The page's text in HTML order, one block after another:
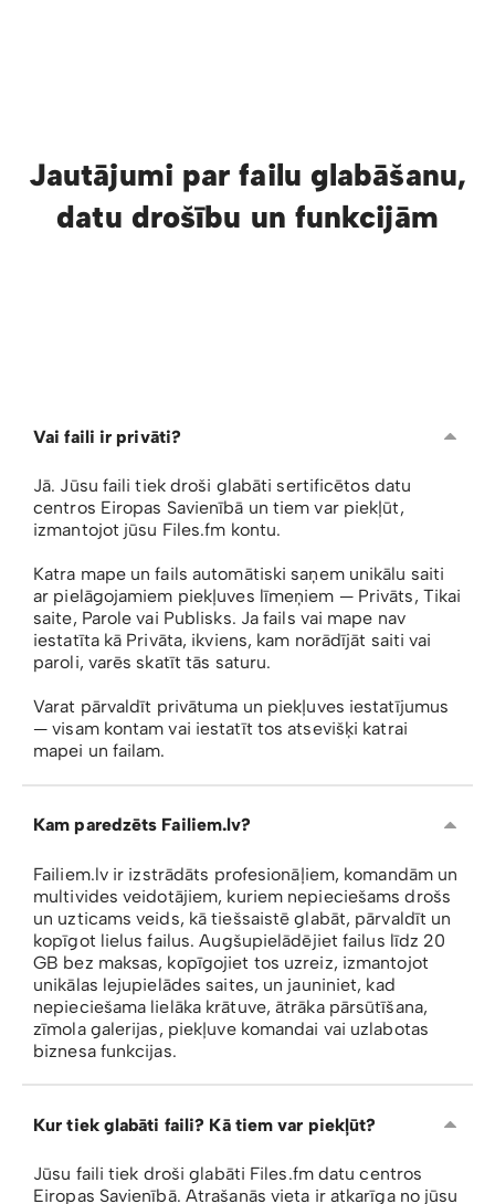
Jautājumi par failu glabāšanu,
datu drošību un funkcijām
Vai faili ir privāti?
Jā. Jūsu faili tiek droši glabāti sertificētos datu
centros Eiropas Savienībā un tiem var piekļūt,
izmantojot jūsu Files.fm kontu.
Katra mape un fails automātiski saņem unikālu saiti
ar pielāgojamiem piekļuves līmeņiem — Privāts, Tikai
saite, Parole vai Publisks. Ja fails vai mape nav
iestatīta kā Privāta, ikviens, kam norādījāt saiti vai
paroli, varēs skatīt tās saturu.
Varat pārvaldīt privātuma un piekļuves iestatījumus
— visam kontam vai iestatīt tos atsevišķi katrai
mapei un failam.
Kam paredzēts Failiem.lv?
Failiem.lv ir izstrādāts profesionāļiem, komandām un
multivides veidotājiem, kuriem nepieciešams drošs
un uzticams veids, kā tiešsaistē glabāt, pārvaldīt un
kopīgot lielus failus. Augšupielādējiet failus līdz 20
GB bez maksas, kopīgojiet tos uzreiz, izmantojot
unikālas lejupielādes saites, un jauniniet, kad
nepieciešama lielāka krātuve, ātrāka pārsūtīšana,
zīmola galerijas, piekļuve komandai vai uzlabotas
biznesa funkcijas.
Kur tiek glabāti faili? Kā tiem var piekļūt?
Jūsu faili tiek droši glabāti Files.fm datu centros
Eiropas Savienībā. Atrašanās vieta ir atkarīga no jūsu